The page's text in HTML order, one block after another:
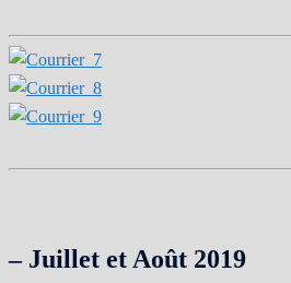
– Juillet et Août 2019